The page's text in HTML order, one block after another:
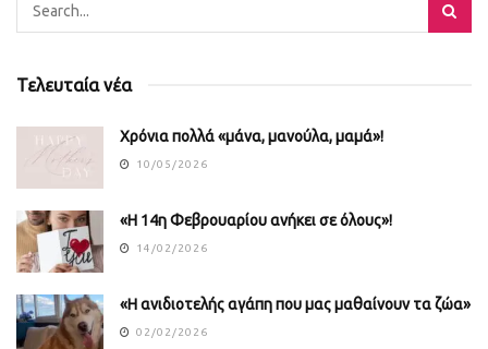
Τελευταία νέα
Χρόνια πολλά «μάνα, μανούλα, μαμά»!
10/05/2026
«Η 14η Φεβρουαρίου ανήκει σε όλους»!
14/02/2026
«Η ανιδιοτελής αγάπη που μας μαθαίνουν τα ζώα»
02/02/2026